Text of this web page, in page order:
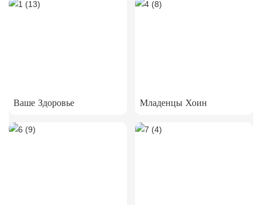
Ваше Здоровье Младенцы Хоин